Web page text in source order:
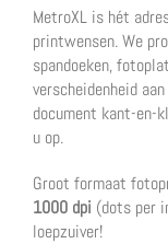
MetroXL is hét
printwensen. We
spandoeken,
verscheidenheid
document kant-en-
u op.
Groot formaat
1000 dpi (dots per
loepzuiver!